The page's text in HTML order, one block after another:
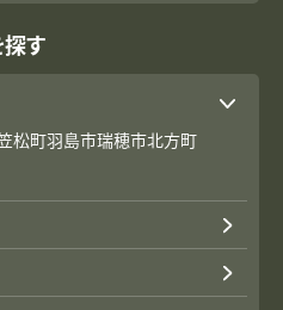
す
松町羽島市瑞穂市北方町